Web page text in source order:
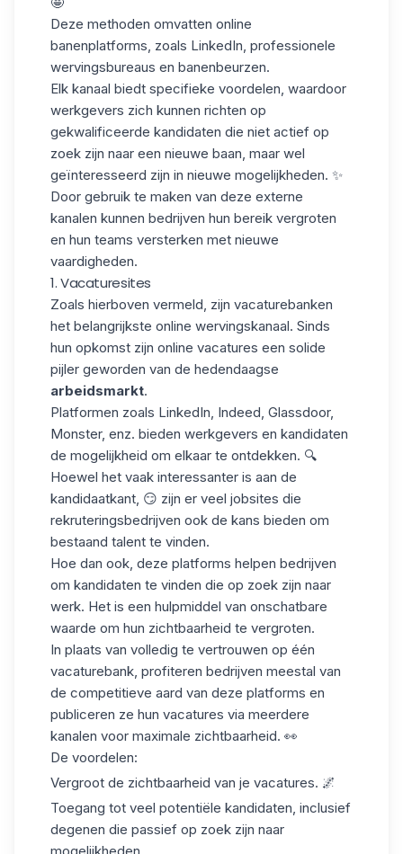
Deze methoden omvatten online
banenplatforms, zoals LinkedIn, professionele
wervingsbureaus en banenbeurzen.
Elk kanaal biedt specifieke voordelen, waardoor
werkgevers zich kunnen richten op
gekwalificeerde kandidaten die niet actief op
zoek zijn naar een nieuwe baan, maar wel
geïnteresseerd zijn in nieuwe mogelijkheden. ✨
Door gebruik te maken van deze externe
kanalen kunnen bedrijven hun bereik vergroten
en hun teams versterken met nieuwe
vaardigheden.
1. Vacaturesites
Zoals hierboven vermeld, zijn vacaturebanken
het belangrijkste online wervingskanaal. Sinds
hun opkomst zijn online vacatures een solide
pijler geworden van de hedendaagse
arbeidsmarkt.
Platformen zoals LinkedIn, Indeed, Glassdoor,
Monster, enz. bieden werkgevers en kandidaten
de mogelijkheid om elkaar te ontdekken. 🔍
Hoewel het vaak interessanter is aan de
kandidaatkant, 😏 zijn er veel jobsites die
rekruteringsbedrijven ook de kans bieden om
bestaand talent te vinden.
Hoe dan ook, deze platforms helpen bedrijven
om kandidaten te vinden die op zoek zijn naar
werk. Het is een hulpmiddel van onschatbare
waarde om hun zichtbaarheid te vergroten.
In plaats van volledig te vertrouwen op één
vacaturebank, profiteren bedrijven meestal van
de competitieve aard van deze platforms en
publiceren ze hun vacatures via meerdere
kanalen voor maximale zichtbaarheid. 👀
De voordelen:
Vergroot de zichtbaarheid van je vacatures. 🌌
Toegang tot veel potentiële kandidaten, inclusief
degenen die passief op zoek zijn naar